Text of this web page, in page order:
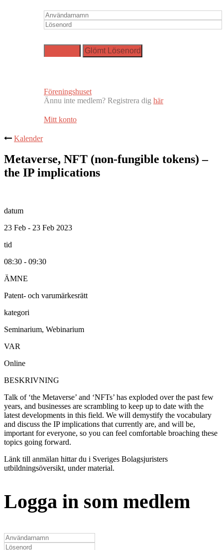
Föreningshuset
Ännu inte medlem? Registrera dig här
Mitt konto
Kalender
Metaverse, NFT (non-fungible tokens) –
the IP implications
datum
23 Feb - 23 Feb 2023
tid
08:30 - 09:30
ÄMNE
Patent- och varumärkesrätt
kategori
Seminarium, Webinarium
VAR
Online
BESKRIVNING
Talk of ‘the Metaverse’ and ‘NFTs’ has exploded over the past few
years, and businesses are scrambling to keep up to date with the
latest developments in this field. We will demystify the vocabulary
and discuss the IP implications that currently are, and will be,
important for everyone, so you can feel comfortable broaching these
topics going forward.
Länk till anmälan hittar du i Sveriges Bolagsjuristers
utbildningsöversikt, under material.
Logga in som medlem